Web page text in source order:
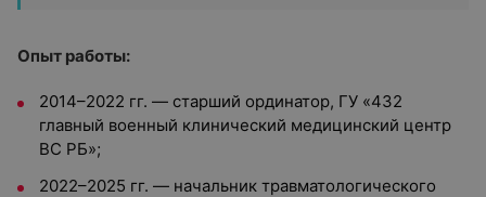
Опыт работы:
2014–2022 гг. — старший ординатор, ГУ «432
главный военный клинический медицинский центр
ВС РБ»;
2022–2025 гг. — начальник травматологического